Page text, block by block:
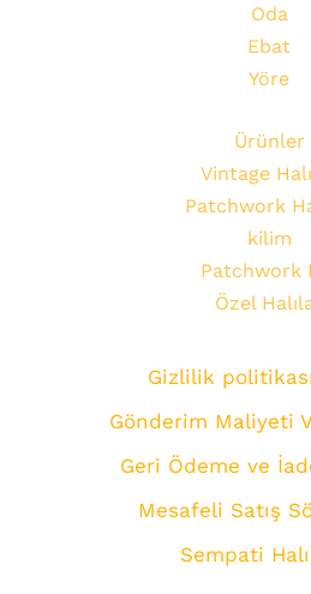
Oda
Ebat
Yöre
Ürünler
Vintage
Patchwork
kilim
Patchwork
Özel
Gizlilik
Gönderim Maliyeti
Geri Ödeme ve
Mesafeli Satış
Sempati